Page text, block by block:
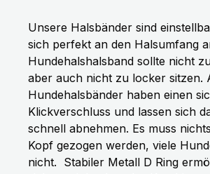
Unsere Halsbänder sind
sich perfekt an den Halsumfang
Hundehalshalsband sollte nicht
aber auch nicht zu locker sitzen.
Hundehalsbänder haben einen
Klickverschluss und lassen sich
schnell abnehmen. Es muss
Kopf gezogen werden, viele
nicht. Stabiler Metall D Ring